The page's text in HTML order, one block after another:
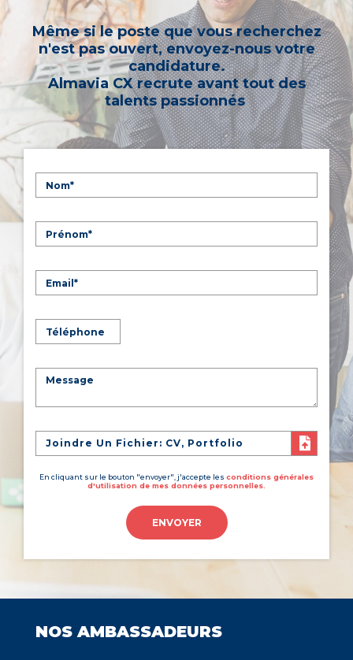
Même si le poste que vous recherchez
n'est pas ouvert, envoyez-nous votre
candidature.
Almavia CX recrute avant tout des
talents passionnés
Joindre Un Fichier: CV, Portfolio
En cliquant sur le bouton "envoyer", j'accepte les conditions générales
d'utilisation de mes données personnelles.
ENVOYER
NOS AMBASSADEURS